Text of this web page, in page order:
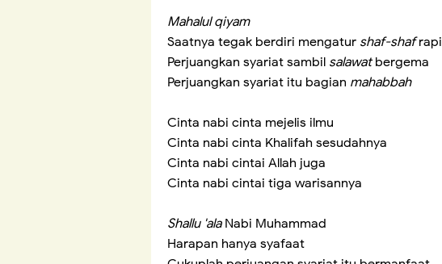
Mahalul qiyam
Saatnya tegak berdiri mengatur shaf-shafrapi
Perjuangkan syariat sambil salawatbergema
Perjuangkan syariat itu bagian mahabbah
Cinta nabi cinta mejelis ilmu
Cinta nabi cinta Khalifah sesudahnya
Cinta nabi cintai Allah juga
Cinta nabi cintai tiga warisannya
Shallu 'alaNabi Muhammad
Harapan hanya syafaat